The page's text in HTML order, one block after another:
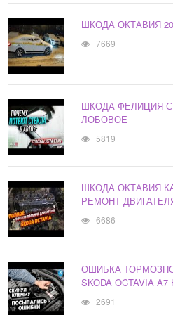
ШКОДА ОКТАВИЯ
7669
ШКОДА ФЕЛИЦИЯ
ЛОБОВОЕ
5819
ШКОДА ОКТАВИЯ
РЕМОНТ
6686
ОШИБКА
SKODA OCTAVIA
2691